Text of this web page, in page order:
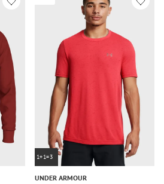
1+1=3
UNDER ARMOUR